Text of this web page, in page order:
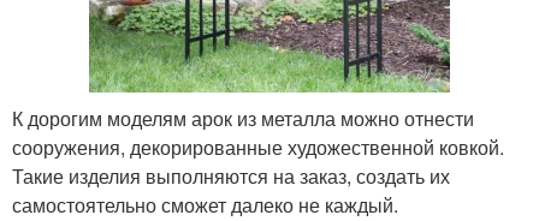
К дорогим моделям арок из металла можно отнести
сооружения, декорированные художественной ковкой.
Такие изделия выполняются на заказ, создать их
самостоятельно сможет далеко не каждый.